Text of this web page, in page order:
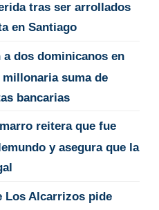
tras ser arrollados
en Santiago
a dos dominicanos en
suma de
bancarias
reitera que fue
y asegura que la
Los Alcarrizos pide